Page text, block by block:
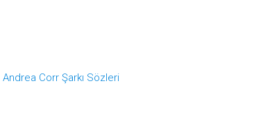
Andrea Corr Şarkı Sözleri